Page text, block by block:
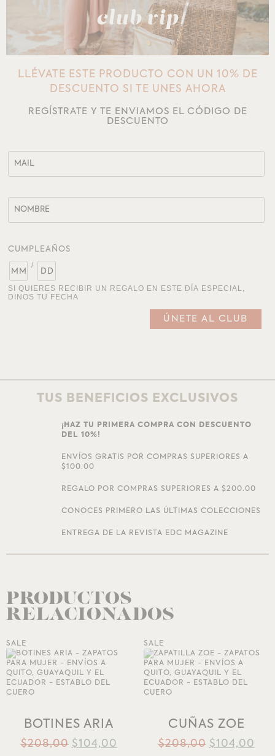
club vip
LLÉVATE ESTE PRODUCTO CON UN 10% DE
DESCUENTO SI TE UNES AHORA
REGÍSTRATE Y TE ENVIAMOS EL CÓDIGO DE
DESCUENTO
CUMPLEAÑOS
/
SI QUIERES RECIBIR UN REGALO EN ESTE DÍA ESPECIAL,
DINOS TU FECHA
TUS BENEFICIOS EXCLUSIVOS
¡HAZ TU PRIMERA COMPRA CON DESCUENTO
DEL 10%!
ENVÍOS GRATIS POR COMPRAS SUPERIORES A
$100.00
REGALO POR COMPRAS SUPERIORES A $200.00
CONOCES PRIMERO LAS ÚLTIMAS COLECCIONES
ENTREGA DE LA REVISTA EDC MAGAZINE
PRODUCTOS
RELACIONADOS
SALE
BOTINES ARIA
$208,00 $104,00
SALE
CUÑAS ZOE
$208,00 $104,00